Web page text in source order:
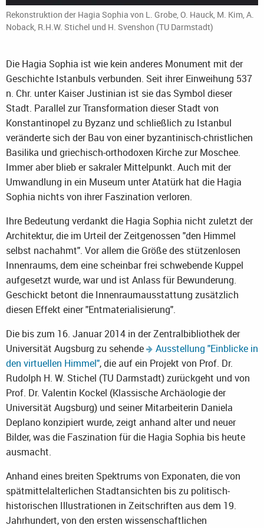
Rekonstruktion der Hagia Sophia von L. Grobe, O. Hauck, M. Kim, A.
Noback, R.H.W. Stichel und H. Svenshon (TU Darmstadt)
Die Hagia Sophia ist wie kein anderes Monument mit der
Geschichte Istanbuls verbunden. Seit ihrer Einweihung 537
n. Chr. unter Kaiser Justinian ist sie das Symbol dieser
Stadt. Parallel zur Transformation dieser Stadt von
Konstantinopel zu Byzanz und schließlich zu Istanbul
veränderte sich der Bau von einer byzantinisch-christlichen
Basilika und griechisch-orthodoxen Kirche zur Moschee.
Immer aber blieb er sakraler Mittelpunkt. Auch mit der
Umwandlung in ein Museum unter Atatürk hat die Hagia
Sophia nichts von ihrer Faszination verloren.
Ihre Bedeutung verdankt die Hagia Sophia nicht zuletzt der
Architektur, die im Urteil der Zeitgenossen "den Himmel
selbst nachahmt". Vor allem die Größe des stützenlosen
Innenraums, dem eine scheinbar frei schwebende Kuppel
aufgesetzt wurde, war und ist Anlass für Bewunderung.
Geschickt betont die Innenraumausstattung zusätzlich
diesen Effekt einer "Entmaterialisierung".
Die bis zum 16. Januar 2014 in der Zentralbibliothek der
Universität Augsburg zu sehende
Ausstellung "Einblicke in
den virtuellen Himmel", die auf ein Projekt von Prof. Dr.
Rudolph H. W. Stichel (TU Darmstadt) zurückgeht und von
Prof. Dr. Valentin Kockel (Klassische Archäologie der
Universität Augsburg) und seiner Mitarbeiterin Daniela
Deplano konzipiert wurde, zeigt anhand alter und neuer
Bilder, was die Faszination für die Hagia Sophia bis heute
ausmacht.
Anhand eines breiten Spektrums von Exponaten, die von
spätmittelalterlichen Stadtansichten bis zu politisch-
historischen Illustrationen in Zeitschriften aus dem 19.
Jahrhundert, von den ersten wissenschaftlichen